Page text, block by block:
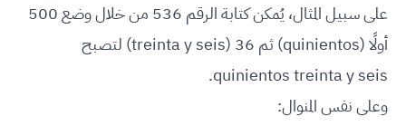
على سبيل المثال، يُمكن كتابة الرقم 536 من خلال وضع 500
أولًا (quinientos) ثم 36 (treinta y seis) لتصبح
quinientos treinta y seis.
وعلى نفس المنوال: